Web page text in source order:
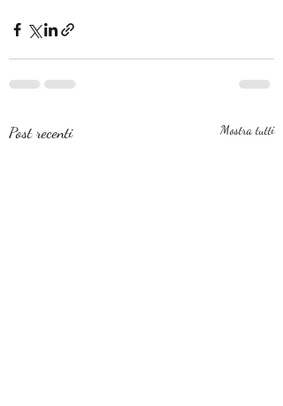
Post recenti Mostra tutti